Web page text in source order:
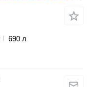
690 л